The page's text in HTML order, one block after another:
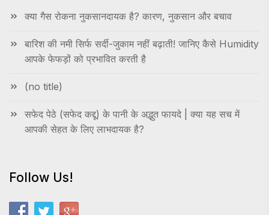
क्या गैस रोकना नुकसानदायक है? कारण, नुकसान और बचाव
बारिश की नमी सिर्फ सर्दी-जुकाम नहीं बढ़ाती! जानिए कैसे Humidity
आपके फेफड़ों को प्रभावित करती है
(no title)
सफेद पेठे (सफेद कद्दू) के पानी के अद्भुत फायदे | क्या यह सच में
आपकी सेहत के लिए लाभदायक है?
Follow Us!